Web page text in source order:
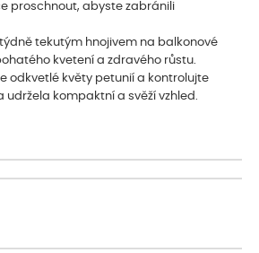
proschnout, abyste zabránili
tekutým hnojivem na balkonové
kvetení a zdravého růstu.
odkvetlé květy petunií a kontrolujte
udržela kompaktní a svěží vzhled.